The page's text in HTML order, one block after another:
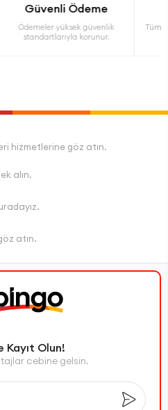
Güvenli Ödeme
Ödemeler yüksek güvenlik
standartlarıyla korunur.
Tüm
hizmetlerine göz atın.
alın.
atın.
Kayıt Olun!
cebine gelsin.